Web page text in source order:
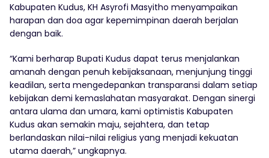
Kabupaten Kudus, KH Asyrofi Masyitho menyampaikan
harapan dan doa agar kepemimpinan daerah berjalan
dengan baik.
“Kami berharap Bupati Kudus dapat terus menjalankan
amanah dengan penuh kebijaksanaan, menjunjung tinggi
keadilan, serta mengedepankan transparansi dalam setiap
kebijakan demi kemaslahatan masyarakat. Dengan sinergi
antara ulama dan umara, kami optimistis Kabupaten
Kudus akan semakin maju, sejahtera, dan tetap
berlandaskan nilai-nilai religius yang menjadi kekuatan
utama daerah,” ungkapnya.